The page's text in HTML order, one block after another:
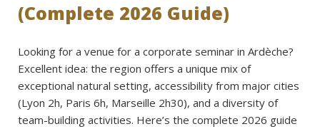
(Complete 2026 Guide)
Looking for a venue for a corporate seminar in Ardèche?
Excellent idea: the region offers a unique mix of
exceptional natural setting, accessibility from major cities
(Lyon 2h, Paris 6h, Marseille 2h30), and a diversity of
team-building activities. Here’s the complete 2026 guide